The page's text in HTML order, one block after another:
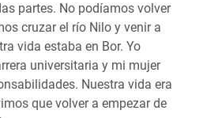
partes. No podíamos volver
cruzar el río Nilo y venir a
vida estaba en Bor. Yo
universitaria y mi mujer
Nuestra vida era
que volver a empezar de